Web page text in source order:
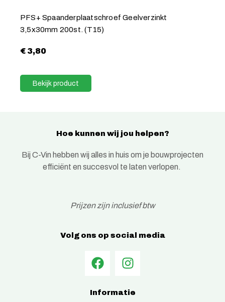
PFS+ Spaanderplaatschroef Geelverzinkt
3,5x30mm 200st. (T15)
€3,80
Bekijk product
Hoe kunnen wij jou helpen?
Bij C-Vin hebben wij alles in huis om je bouwprojecten
efficiënt en succesvol te laten verlopen.
Prijzen zijn inclusief btw
Volg ons op social media
Informatie